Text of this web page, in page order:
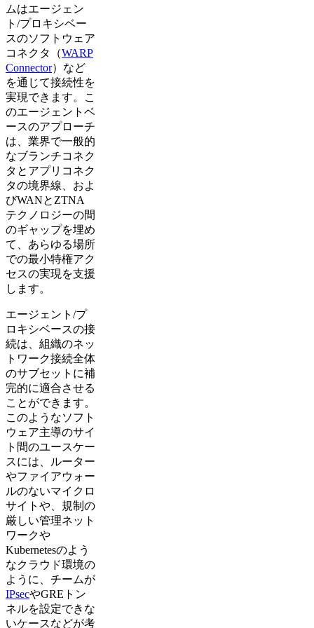
ムはエージェン
ト/プロキシベー
スのソフトウェア
コネクタ（WARP
Connector）など
を通じて接続性を
実現できます。こ
のエージェントベ
ースのアプローチ
は、業界で一般的
なブランチコネク
タとアプリコネク
タの境界線、およ
びWANとZTNA
テクノロジーの間
のギャップを埋め
て、あらゆる場所
での最小特権アク
セスの実現を支援
します。
エージェント/プ
ロキシベースの接
続は、組織のネッ
トワーク接続全体
のサブセットに補
完的に適合させる
ことができます。
このようなソフト
ウェア主導のサイ
ト間のユースケー
スには、ルーター
やファイアウォー
ルのないマイクロ
サイトや、規制の
厳しい管理ネット
ワークや
Kubernetesのよう
なクラウド環境の
ように、チームが
IPsecやGREトン
ネルを設定できな
いケースなどが考